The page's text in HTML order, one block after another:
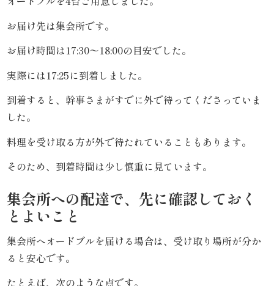
知
ら
せ
ス
ブ
グ
お届け先は集会所です。
お届け時間は17:30〜18:00の目安でした。
実際には17:25に到着しました。
到着すると、幹事さまがすでに外で待ってくださっていま
した。
料理を受け取る方が外で待たれていることもあります。
そのため、到着時間は少し慎重に見ています。
集会所への配達で、先に確認しておく
とよいこと
集会所へオードブルを届ける場合は、受け取り場所が分か
ると安心です。
たとえば、次のような点です。